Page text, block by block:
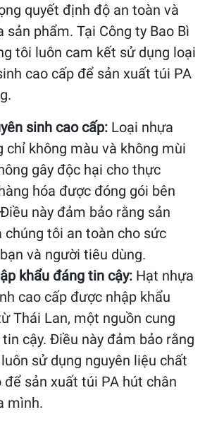
quyết định độ an toàn và
sản phẩm. Tại Công ty Bao Bì
tôi luôn cam kết sử dụng loại
cao cấp để sản xuất túi PA
sinh cao cấp: Loại nhựa
chỉ không màu và không mùi
gây độc hại cho thực
hóa được đóng gói bên
này đảm bảo rằng sản
chúng tôi an toàn cho sức
và người tiêu dùng.
khẩu đáng tin cậy: Hạt nhựa
cao cấp được nhập khẩu
Thái Lan, một nguồn cung
cậy. Điều này đảm bảo rằng
sử dụng nguyên liệu chất
để sản xuất túi PA hút chân
mình.